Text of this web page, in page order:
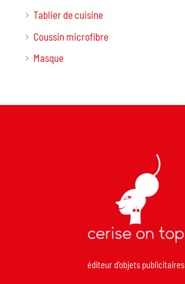
Tablier de cuisine
Coussin microfibre
Masque
éditeur d'objets publicitaires